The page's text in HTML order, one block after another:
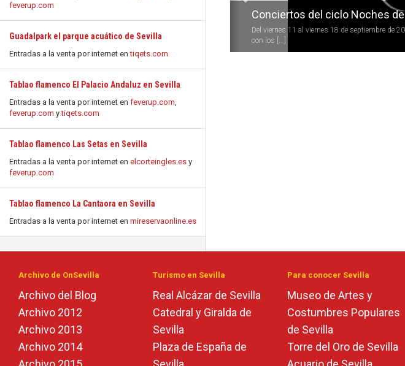
feverup.com
Guadalpark el parque acuático de Sevilla
Entradas a la venta por internet entiqets.com
Tablao flamenco El Palacio Andaluz en Sevilla
Entradas a la venta por internet en feverup.com,
feverup.com ytiqets.com
Tablao flamenco Las Setas en Sevilla
Entradas a la venta por internet en elcorteingles.es y
feverup.com
Tablao flamenco La Cantaora en Sevilla
Entradas a la venta por internet en mireservaonline.es
Conciertos del ciclo Noches
Del viernes 11 al viernes 18 de septiembre de
con los [...]
Archivo de OnSevilla
Archivo del Blog
Archivo 2012
Archivo 2013
Archivo 2014
Turismo en Sevilla
Real Alcázar de Sevilla
Catedral y Giralda de
Sevilla
Plaza de España de
Para conocer Sevilla
Museo de Artes y
Costumbres Populares
de Sevilla
Torre del Oro de Sevilla